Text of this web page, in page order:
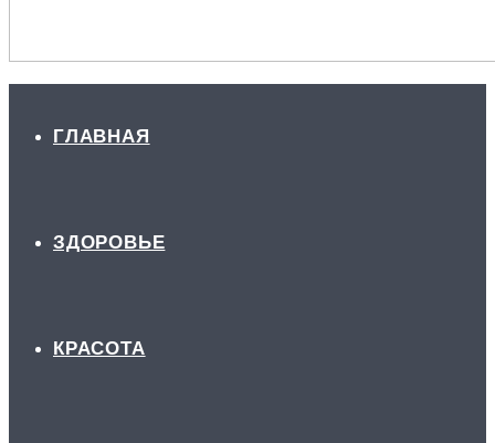
ГЛАВНАЯ
ЗДОРОВЬЕ
КРАСОТА